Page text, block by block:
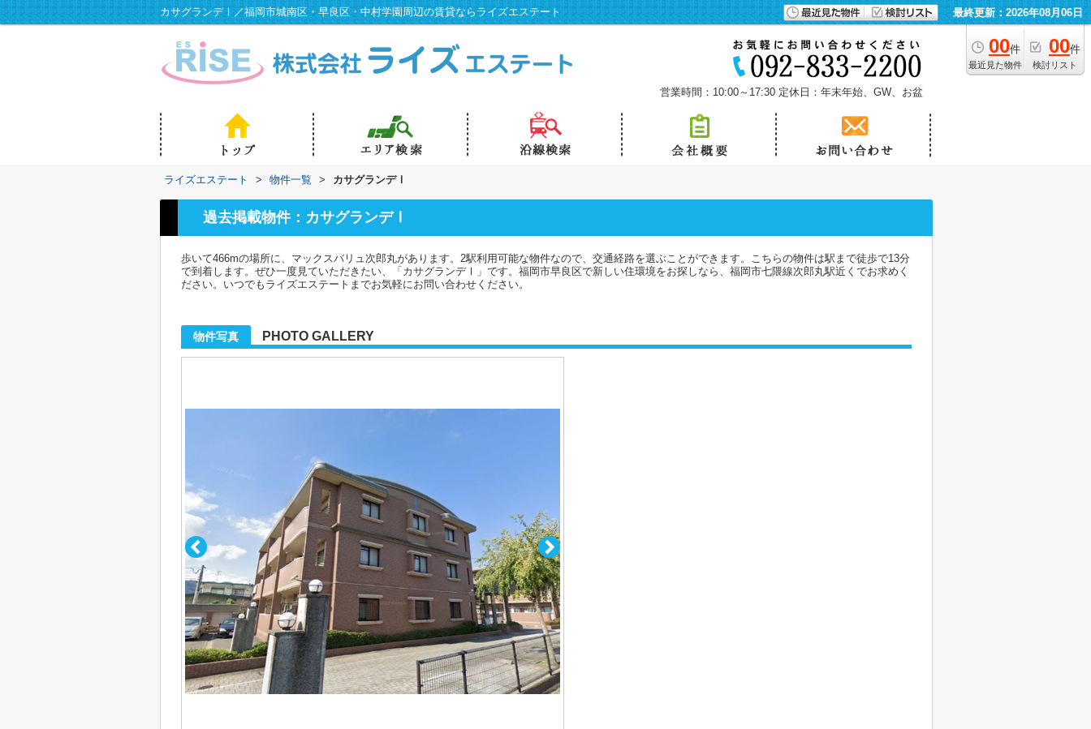
カサグランデⅠ／福岡市城南区・早良区・中村学園周辺の賃貸ならライズエステート 最終更新：2026年08月06日
00件
最近見た物件
00件
検討リスト
営業時間：10:00～17:30 定休日：年末年始、GW、お盆
ライズエステート > 物件一覧 > カサグランデⅠ
過去掲載物件：カサグランデⅠ
歩いて466mの場所に、マックスバリュ次郎丸があります。2駅利用可能な物件なので、交通経路を選ぶことができます。こちらの物件は駅まで徒歩で13分
で到着します。ぜひ一度見ていただきたい、「カサグランデⅠ」です。福岡市早良区で新しい住環境をお探しなら、福岡市七隈線次郎丸駅近くでお求めく
ださい。いつでもライズエステートまでお気軽にお問い合わせください。
物件写真 PHOTO GALLERY